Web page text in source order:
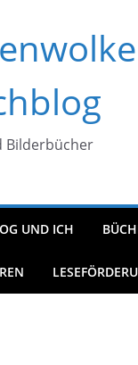
Bilderbücher
UND ICH